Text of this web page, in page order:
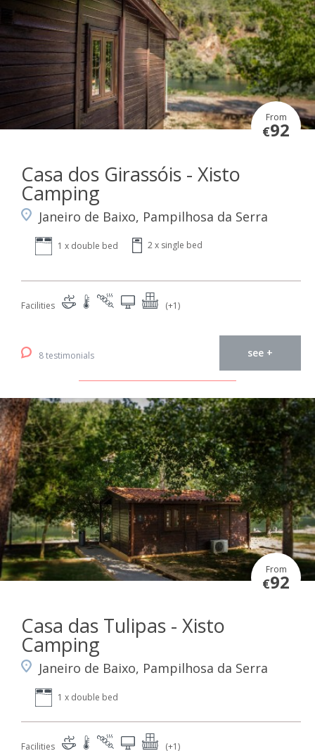
From
€92
Casa dos Girassóis - Xisto
Camping
Janeiro de Baixo, Pampilhosa da Serra
1 x double bed 2 x single bed
Facilities (+1)
8 testimonials see +
From
€92
Casa das Tulipas - Xisto
Camping
Janeiro de Baixo, Pampilhosa da Serra
1 x double bed
Facilities (+1)